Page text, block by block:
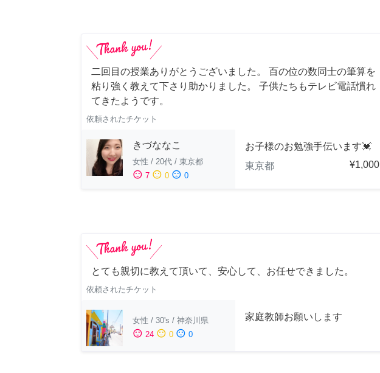
二回目の授業ありがとうございました。 百の位の数同士の筆算を
粘り強く教えて下さり助かりました。 子供たちもテレビ電話慣れ
てきたようです。
依頼されたチケット
きづななこ
女性 / 20代 / 東京都
sentiment_satisfied 7 sentiment_neutral 0 sentiment_dissatisfied 0
お子様のお勉強手伝います💓
東京都
¥1,000
とても親切に教えて頂いて、安心して、お任せできました。
依頼されたチケット
女性 / 30's / 神奈川県
sentiment_satisfied 24 sentiment_neutral 0 sentiment_dissatisfied 0
家庭教師お願いします